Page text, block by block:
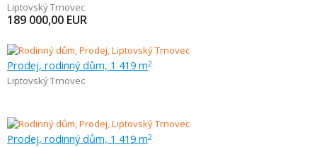
Liptovský Trnovec
189 000,00 EUR
Prodej, rodinný dům, 1 419 m2
Liptovský Trnovec
Prodej, rodinný dům, 1 419 m2